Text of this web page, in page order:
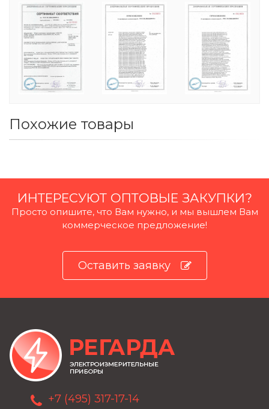
Похожие товары
ИНТЕРЕСУЮТ ОПТОВЫЕ ЗАКУПКИ?
Просто опишите, что Вам нужно, и мы вышлем Вам
коммерческое предложение!
Оставить заявку
+7 (495) 317-17-14